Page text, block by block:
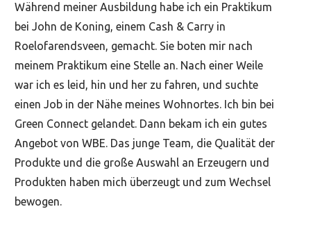
Während meiner Ausbildung habe ich ein Praktikum
bei John de Koning, einem Cash & Carry in
Roelofarendsveen, gemacht. Sie boten mir nach
meinem Praktikum eine Stelle an. Nach einer Weile
war ich es leid, hin und her zu fahren, und suchte
einen Job in der Nähe meines Wohnortes. Ich bin bei
Green Connect gelandet. Dann bekam ich ein gutes
Angebot von WBE. Das junge Team, die Qualität der
Produkte und die große Auswahl an Erzeugern und
Produkten haben mich überzeugt und zum Wechsel
bewogen.